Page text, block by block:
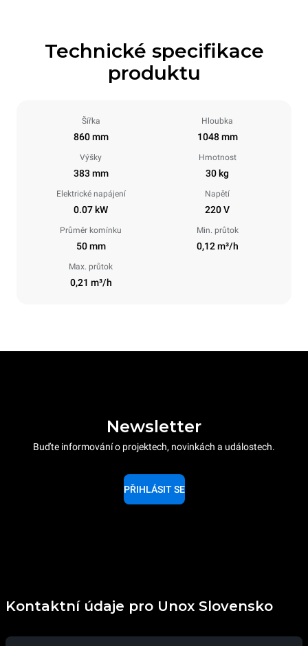
Technické specifikace
produktu
Šířka
860 mm
Hloubka
1048 mm
Výšky
383 mm
Hmotnost
30 kg
Elektrické napájení
0.07 kW
Napětí
220 V
Průměr komínku
50 mm
Min. průtok
0,12 m³/h
Max. průtok
0,21 m³/h
Newsletter
Buďte informování o projektech, novinkách a událostech.
PŘIHLÁSIT SE
Kontaktní údaje pro Unox Slovensko